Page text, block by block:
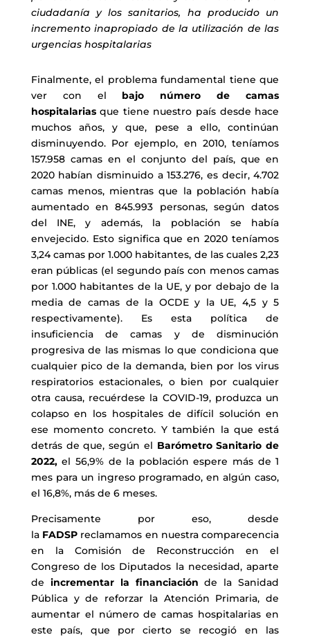
ciudadanía y los sanitarios, ha producido un
incremento inapropiado de la utilización de las
urgencias hospitalarias
Finalmente, el problema fundamental tiene que
ver con el bajo número de camas
hospitalariasque tiene nuestro país desde hace
muchos años, y que, pese a ello, continúan
disminuyendo. Por ejemplo, en 2010, teníamos
157.958 camas en el conjunto del país, que en
2020 habían disminuido a 153.276, es decir, 4.702
camas menos, mientras que la población había
aumentado en 845.993 personas, según datos
del INE, y además, la población se había
envejecido. Esto significa que en 2020 teníamos
3,24 camas por 1.000 habitantes, de las cuales 2,23
eran públicas (el segundo país con menos camas
por 1.000 habitantes de la UE, y por debajo de la
media de camas de la OCDE y la UE, 4,5 y 5
respectivamente). Es esta política de
insuficiencia de camas y de disminución
progresiva de las mismas lo que condiciona que
cualquier pico de la demanda, bien por los virus
respiratorios estacionales, o bien por cualquier
otra causa, recuérdese la COVID-19, produzca un
colapso en los hospitales de difícil solución en
ese momento concreto. Y también la que está
detrás de que, según el Barómetro Sanitario de
2022,el 56,9% de la población espere más de 1
mes para un ingreso programado, en algún caso,
el 16,8%, más de 6 meses.
Precisamente por eso, desde
la FADSP reclamamos en nuestra comparecencia
en la Comisión de Reconstrucción en el
Congreso de los Diputados la necesidad, aparte
de incrementar la financiación de la Sanidad
Pública y de reforzar la Atención Primaria, de
aumentar el número de camas hospitalarias en
este país, que por cierto se recogió en las